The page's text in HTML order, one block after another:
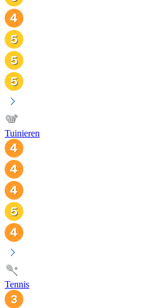
Tuinieren
Tennis